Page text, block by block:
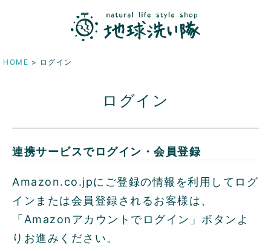
HOME ログイン
ログイン
連携サービスでログイン・会員登録
Amazon.co.jpにご登録の情報を利用してログ
インまたは会員登録されるお客様は、
「Amazonアカウントでログイン」ボタンよ
りお進みください。